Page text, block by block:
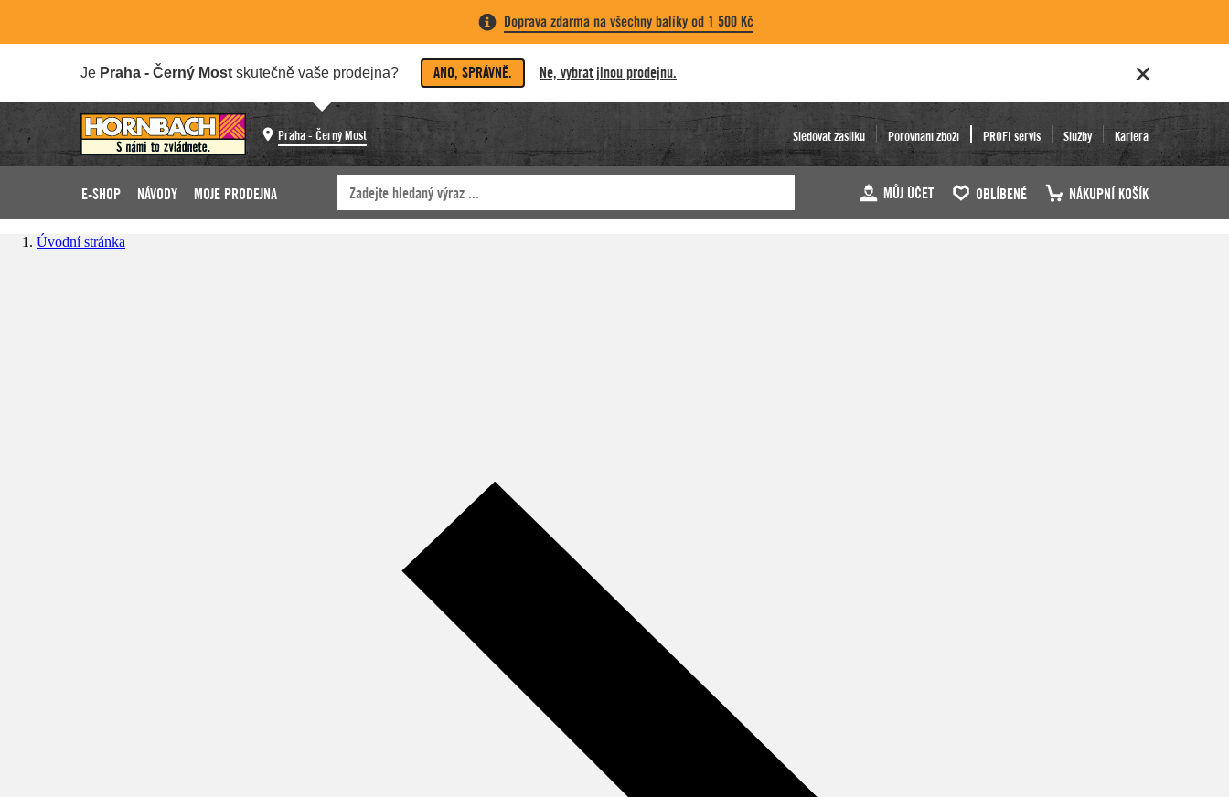
Doprava zdarma na všechny balíky od 1 500 Kč
Je Praha - Černý Most skutečně vaše prodejna? ANO, SPRÁVNĚ. Ne, vybrat jinou prodejnu.
Praha - Černý Most Sledovat zásilku Porovnání zboží PROFI servis Služby Kariéra
E-SHOP NÁVODY MOJE PRODEJNA MŮJ ÚČET OBLÍBENÉ NÁKUPNÍ KOŠÍK
Úvodní stránka